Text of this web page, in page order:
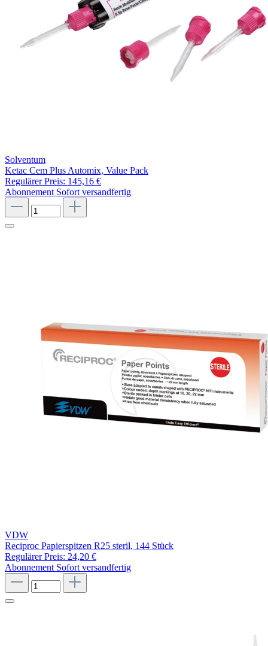
Solventum
Ketac Cem Plus Automix, Value Pack
Regulärer Preis: 145,16 €
Abonnement Sofort versandfertig
VDW
Reciproc Papierspitzen R25 steril, 144 Stück
Regulärer Preis: 24,20 €
Abonnement Sofort versandfertig